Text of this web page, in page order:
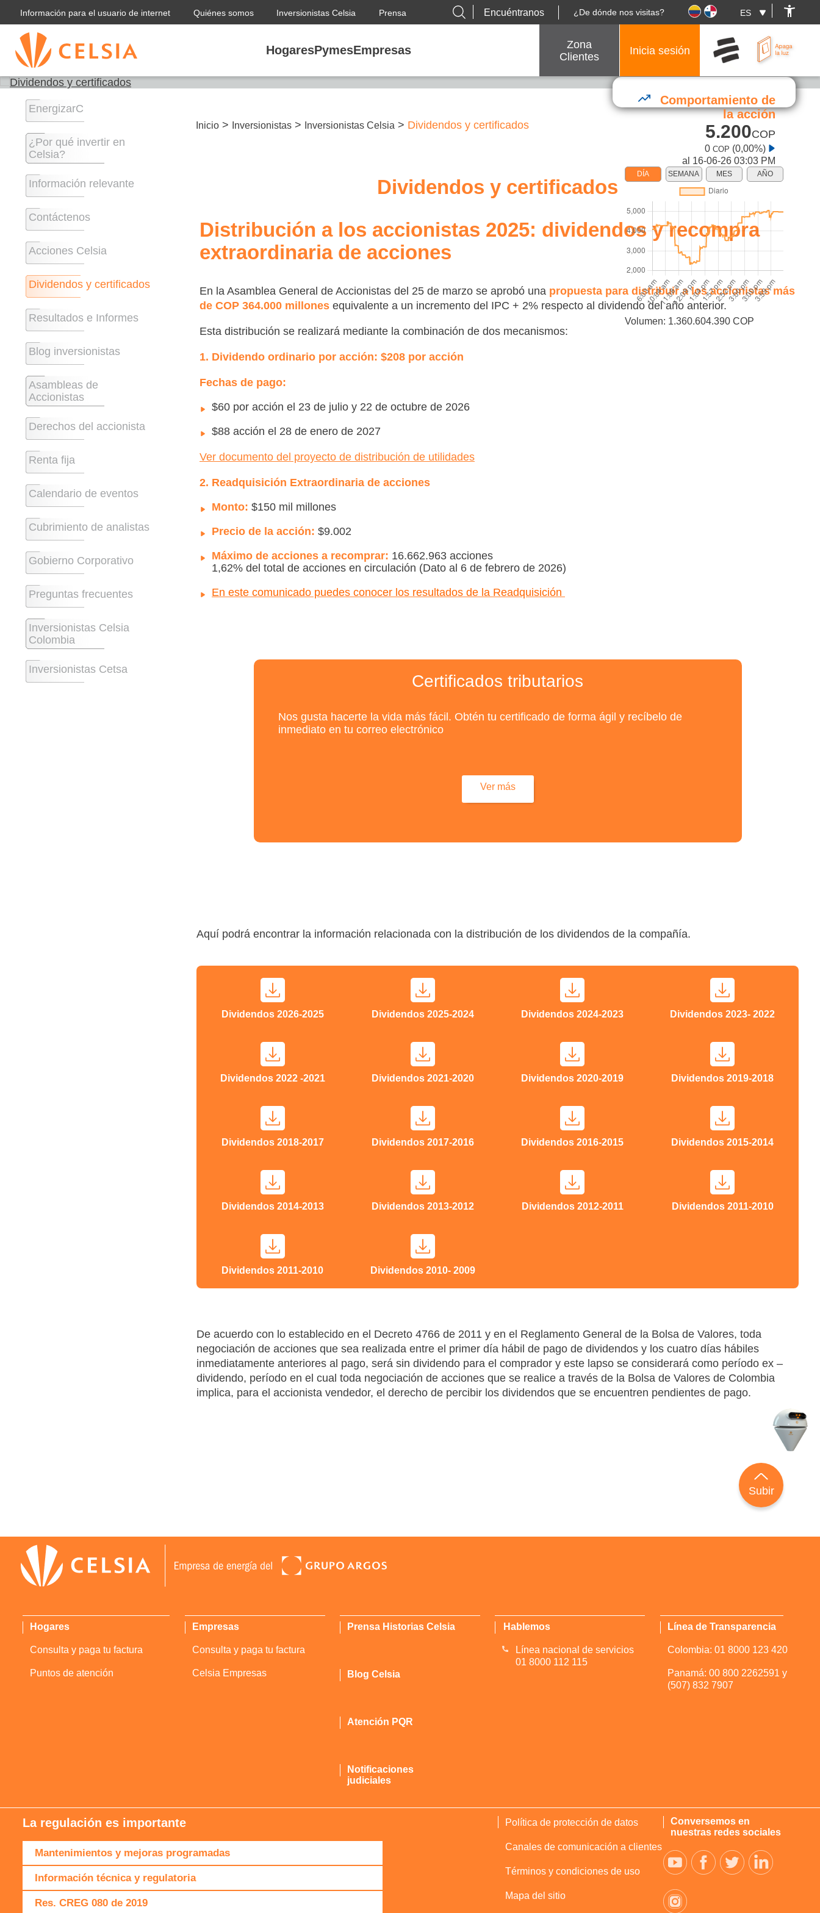
Información para el usuario de internet Quiénes somos Inversionistas Celsia Prensa Encuéntranos ¿De dónde nos visitas?
HogaresPymesEmpresas
Zona
Clientes
Inicia sesión
Comportamiento de
la acción
5.200COP
0 COP (0,00%)
al 16-06-26 03:03 PM
DÍA SEMANA MES AÑO
Volumen: 1.360.604.390 COP
EnergizarC
¿Por qué invertir en
Celsia?
Información relevante
Contáctenos
Acciones Celsia
Dividendos y certificados
Resultados e Informes
Blog inversionistas
Asambleas de
Accionistas
Derechos del accionista
Renta fija
Calendario de eventos
Cubrimiento de analistas
Gobierno Corporativo
Preguntas frecuentes
Inversionistas Celsia
Colombia
Inversionistas Cetsa
Inicio> Inversionistas> Inversionistas Celsia> Dividendos y certificados
Dividendos y certificados
Distribución a los accionistas 2025: dividendos y recompra
extraordinaria de acciones
En la Asamblea General de Accionistas del 25 de marzo se aprobó una propuesta para distribuir a los accionistas más
de COP 364.000 millones equivalente a un incremento del IPC + 2% respecto al dividendo del año anterior.
Esta distribución se realizará mediante la combinación de dos mecanismos:
1. Dividendo ordinario por acción: $208 por acción
Fechas de pago:
$60 por acción el 23 de julio y 22 de octubre de 2026
$88 acción el 28 de enero de 2027
Ver documento del proyecto de distribución de utilidades
2. Readquisición Extraordinaria de acciones
Monto: $150 mil millones
Precio de la acción: $9.002
Máximo de acciones a recomprar: 16.662.963 acciones
1,62% del total de acciones en circulación (Dato al 6 de febrero de 2026)
En este comunicado puedes conocer los resultados de la Readquisición
Certificados tributarios
Nos gusta hacerte la vida más fácil. Obtén tu certificado de forma ágil y recíbelo de
inmediato en tu correo electrónico
Ver más
Aquí podrá encontrar la información relacionada con la distribución de los dividendos de la compañía.
Dividendos 2026-2025 Dividendos 2025-2024 Dividendos 2024-2023 Dividendos 2023- 2022
Dividendos 2022 -2021 Dividendos 2021-2020 Dividendos 2020-2019 Dividendos 2019-2018
Dividendos 2018-2017 Dividendos 2017-2016 Dividendos 2016-2015 Dividendos 2015-2014
Dividendos 2014-2013 Dividendos 2013-2012 Dividendos 2012-2011 Dividendos 2011-2010
Dividendos 2011-2010 Dividendos 2010- 2009
De acuerdo con lo establecido en el Decreto 4766 de 2011 y en el Reglamento General de la Bolsa de Valores, toda
negociación de acciones que sea realizada entre el primer día hábil de pago de dividendos y los cuatro días hábiles
inmediatamente anteriores al pago, será sin dividendo para el comprador y este lapso se considerará como período ex –
dividendo, período en el cual toda negociación de acciones que se realice a través de la Bolsa de Valores de Colombia
implica, para el accionista vendedor, el derecho de percibir los dividendos que se encuentren pendientes de pago.
Subir
Hogares
Consulta y paga tu factura
Puntos de atención
Empresas
Consulta y paga tu factura
Celsia Empresas
Prensa Historias Celsia
Blog Celsia
Atención PQR
Notificaciones
judiciales
Hablemos
Línea nacional de servicios
01 8000 112 115
Línea de Transparencia
Colombia: 01 8000 123 420
Panamá: 00 800 2262591 y
(507) 832 7907
La regulación es importante
Mantenimientos y mejoras programadas
Información técnica y regulatoria
Res. CREG 080 de 2019
Política de protección de datos
Canales de comunicación a clientes
Términos y condiciones de uso
Mapa del sitio
Conversemos en
nuestras redes sociales